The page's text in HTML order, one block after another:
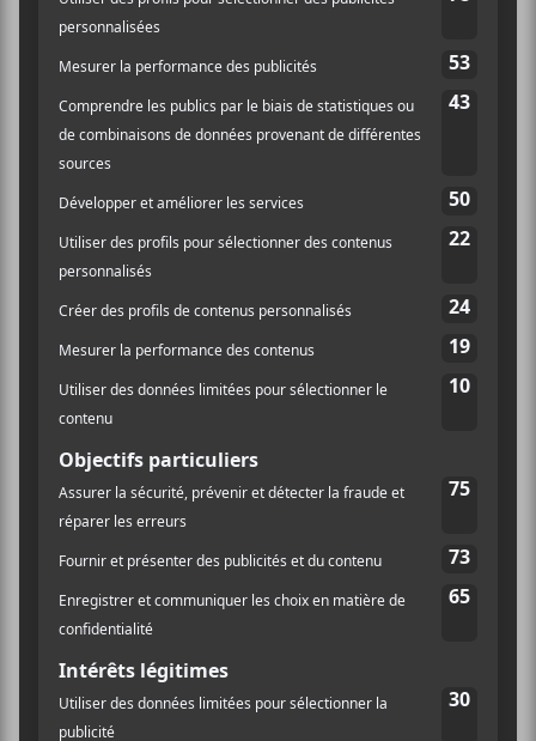
https://www.lefestif.ca/
billetterie
LIEU
Église de Baie-Saint-Paul
Montréal, Québec